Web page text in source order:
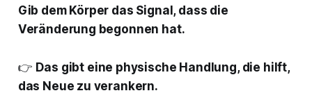
Gib dem Körper das Signal, dass die
Veränderung begonnen hat.
👉 Das gibt eine physische Handlung, die hilft,
das Neue zu verankern.